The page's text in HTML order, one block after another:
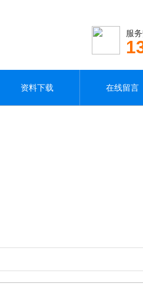
服务
资料下载 在线留言